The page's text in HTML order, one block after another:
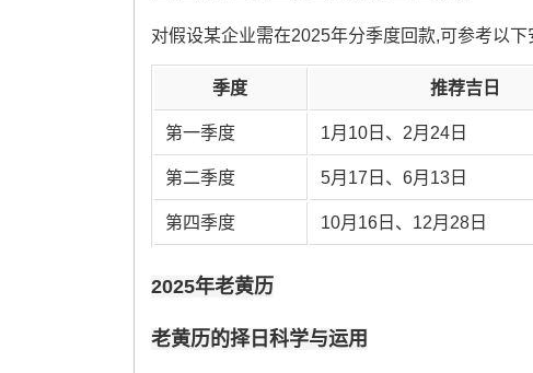
对假设某企业需在2025年分季度回款,可参考以下
季度 推荐吉日
第一季度 1月10日、2月24日
第二季度 5月17日、6月13日
第四季度 10月16日、12月28日
2025年老黄历
老黄历的择日科学与运用